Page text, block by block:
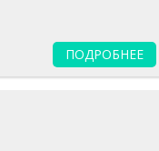
ПОДРОБНЕЕ